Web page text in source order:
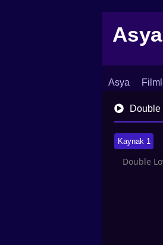
Asya
İletişimDouble
Kaynak 1
Double